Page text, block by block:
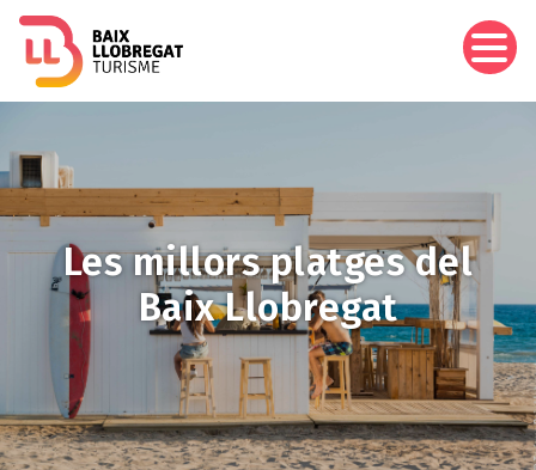
Les millors platges del
Baix Llobregat